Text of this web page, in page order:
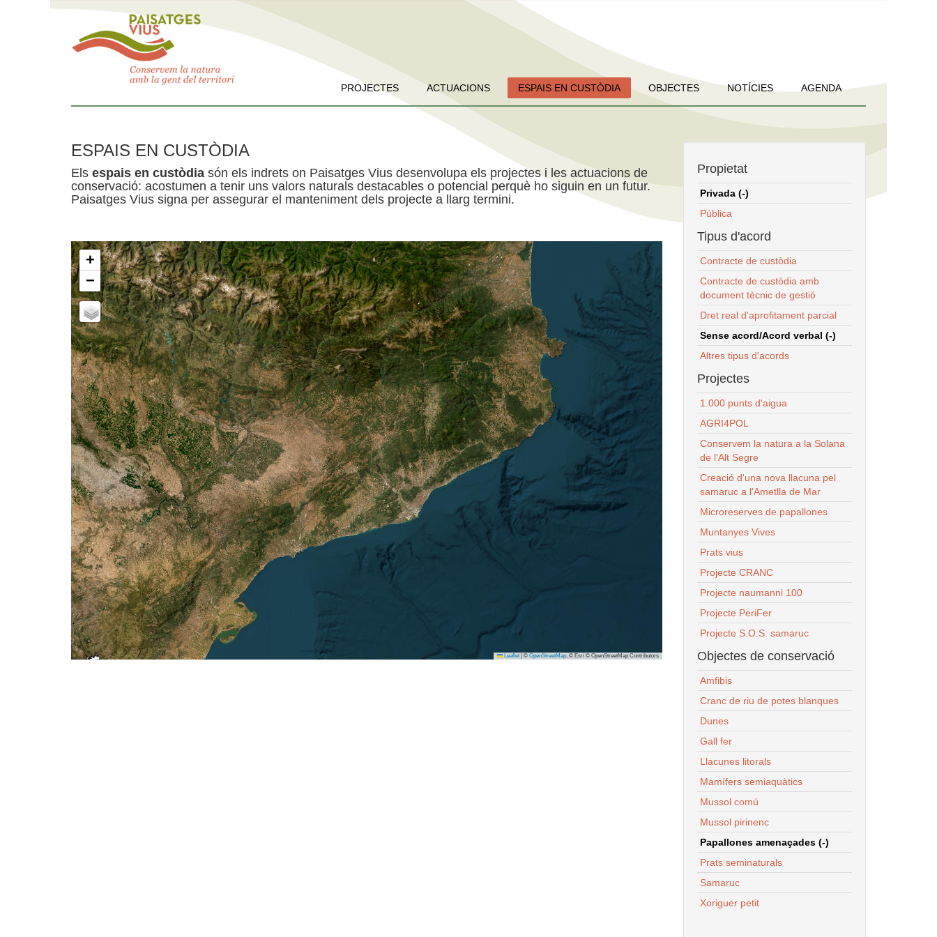
PROJECTES ACTUACIONS ESPAIS EN CUSTÒDIA OBJECTES NOTÍCIES AGENDA
ESPAIS EN CUSTÒDIA
Els espais en custòdia són els indrets on Paisatges Vius desenvolupa els projectes i les actuacions de
conservació: acostumen a tenir uns valors naturals destacables o potencial perquè ho siguin en un futur.
Paisatges Vius signa per assegurar el manteniment dels projecte a llarg termini.
+
−
Leaflet © OpenStreetMap, © Esri © OpenStreetMap Contributors
Propietat
Privada (-)
Pública
Tipus d'acord
Contracte de custòdia
Contracte de custòdia amb
document tècnic de gestió
Dret real d'aprofitament parcial
Sense acord/Acord verbal (-)
Altres tipus d'acords
Projectes
1.000 punts d'aigua
AGRI4POL
Conservem la natura a la Solana
de l'Alt Segre
Creació d'una nova llacuna pel
samaruc a l'Ametlla de Mar
Microreserves de papallones
Muntanyes Vives
Prats vius
Projecte CRANC
Projecte naumanni 100
Projecte PeriFer
Projecte S.O.S. samaruc
Objectes de conservació
Amfibis
Cranc de riu de potes blanques
Dunes
Gall fer
Llacunes litorals
Mamífers semiaquàtics
Mussol comú
Mussol pirinenc
Papallones amenaçades (-)
Prats seminaturals
Samaruc
Xoriguer petit